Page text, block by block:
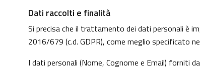
Dati raccolti e finalità
Si precisa che il trattamento dei dati personali è
2016/679 (c.d. GDPR), come meglio specificato
I dati personali (Nome, Cognome e Email)